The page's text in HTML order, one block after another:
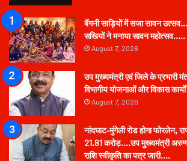
बैंगनी साड़ियों में सजा सावन
सखियों ने मनाया सावन महोत्सव…..
August 7, 2026
उप मुख्यमंत्री एवं जिले के प्रभारी
विभागीय योजनाओं और विकास
August 7, 2026
नांदघाट-मुंगेली रोड होगा फोरलेन,
21.81 करोड़….उप मुख्यमंत्री
राशि स्वीकृति का पत्र जारी….